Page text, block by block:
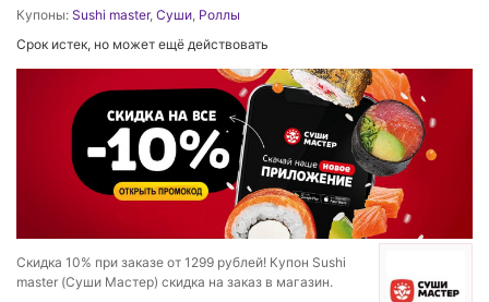
Купоны: Sushi master, Суши, Роллы
Срок истек, но может ещё действовать
Скидка 10% при заказе от 1299 рублей! Купон Sushi
master (Суши Мастер) скидка на заказ в магазин.